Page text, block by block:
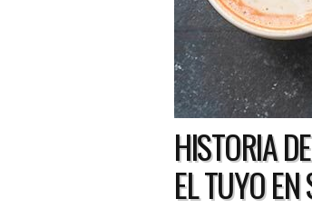
HISTORIA
EL TUYO EN